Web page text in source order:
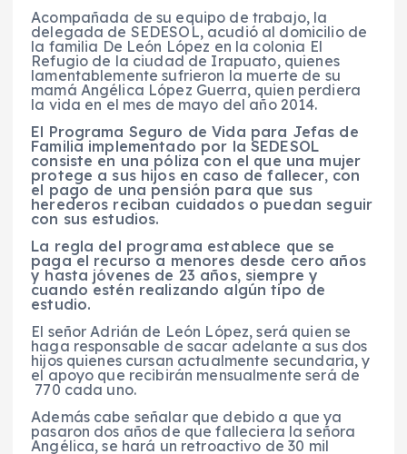
Acompañada de su equipo de trabajo, la
delegada de SEDESOL, acudió al domicilio de
la familia De León López en la colonia El
Refugio de la ciudad de Irapuato, quienes
lamentablemente sufrieron la muerte de su
mamá Angélica López Guerra, quien perdiera
la vida en el mes de mayo del año 2014.
El Programa Seguro de Vida para Jefas de
Familia implementado por la SEDESOL
consiste en una póliza con el que una mujer
protege a sus hijos en caso de fallecer, con
el pago de una pensión para que sus
herederos reciban cuidados o puedan seguir
con sus estudios.
La regla del programa establece que se
paga el recurso a menores desde cero años
y hasta jóvenes de 23 años, siempre y
cuando estén realizando algún tipo de
estudio.
El señor Adrián de León López, será quien se
haga responsable de sacar adelante a sus dos
hijos quienes cursan actualmente secundaria, y
el apoyo que recibirán mensualmente será de
770 cada uno.
Además cabe señalar que debido a que ya
pasaron dos años de que falleciera la señora
Angélica, se hará un retroactivo de 30 mil